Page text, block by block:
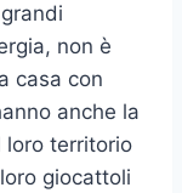
non è
casa con
anche la
territorio
giocattoli